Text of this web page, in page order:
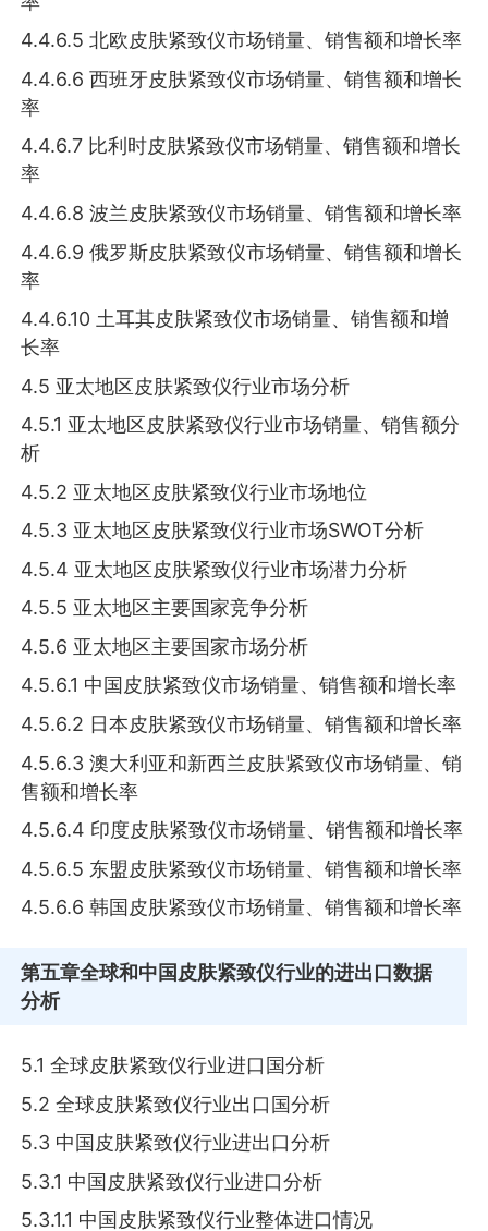
4.4.6.5 北欧皮肤紧致仪市场销量、销售额和增长率
4.4.6.6 西班牙皮肤紧致仪市场销量、销售额和增长
率
4.4.6.7 比利时皮肤紧致仪市场销量、销售额和增长
率
4.4.6.8 波兰皮肤紧致仪市场销量、销售额和增长率
4.4.6.9 俄罗斯皮肤紧致仪市场销量、销售额和增长
率
4.4.6.10 土耳其皮肤紧致仪市场销量、销售额和增
长率
4.5 亚太地区皮肤紧致仪行业市场分析
4.5.1 亚太地区皮肤紧致仪行业市场销量、销售额分
析
4.5.2 亚太地区皮肤紧致仪行业市场地位
4.5.3 亚太地区皮肤紧致仪行业市场SWOT分析
4.5.4 亚太地区皮肤紧致仪行业市场潜力分析
4.5.5 亚太地区主要国家竞争分析
4.5.6 亚太地区主要国家市场分析
4.5.6.1 中国皮肤紧致仪市场销量、销售额和增长率
4.5.6.2 日本皮肤紧致仪市场销量、销售额和增长率
4.5.6.3 澳大利亚和新西兰皮肤紧致仪市场销量、销
售额和增长率
4.5.6.4 印度皮肤紧致仪市场销量、销售额和增长率
4.5.6.5 东盟皮肤紧致仪市场销量、销售额和增长率
4.5.6.6 韩国皮肤紧致仪市场销量、销售额和增长率
第五章全球和中国皮肤紧致仪行业的进出口数据
分析
5.1 全球皮肤紧致仪行业进口国分析
5.2 全球皮肤紧致仪行业出口国分析
5.3 中国皮肤紧致仪行业进出口分析
5.3.1 中国皮肤紧致仪行业进口分析
5.3.1.1 中国皮肤紧致仪行业整体进口情况